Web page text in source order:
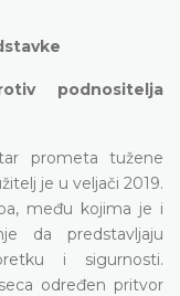
podnositelja
prometa tužene
je u veljači 2019.
među kojima je i
da predstavljaju
i sigurnosti.
određen pritvor